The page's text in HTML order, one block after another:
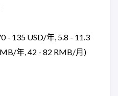
- 135 USD/年, 5.8 - 11.3
年, 42 - 82 RMB/月)